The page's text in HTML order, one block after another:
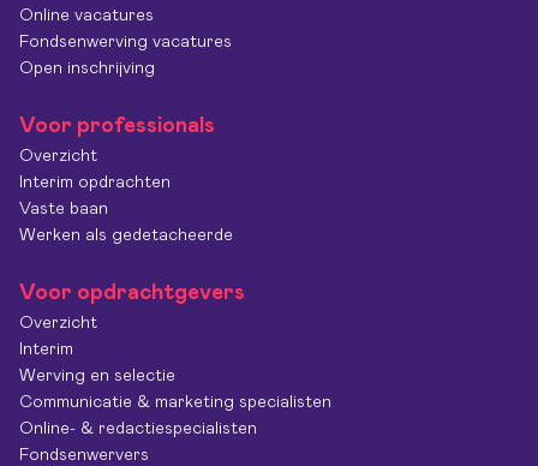
Online vacatures
Fondsenwerving vacatures
Open inschrijving
Voor professionals
Overzicht
Interim opdrachten
Vaste baan
Werken als gedetacheerde
Voor opdrachtgevers
Overzicht
Interim
Werving en selectie
Communicatie & marketing specialisten
Online- & redactiespecialisten
Fondsenwervers